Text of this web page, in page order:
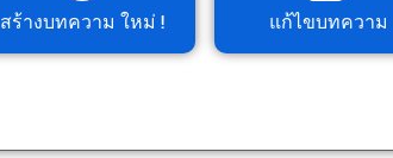
สร้างบทความ ใหม่ ! แก้ไขบทความ